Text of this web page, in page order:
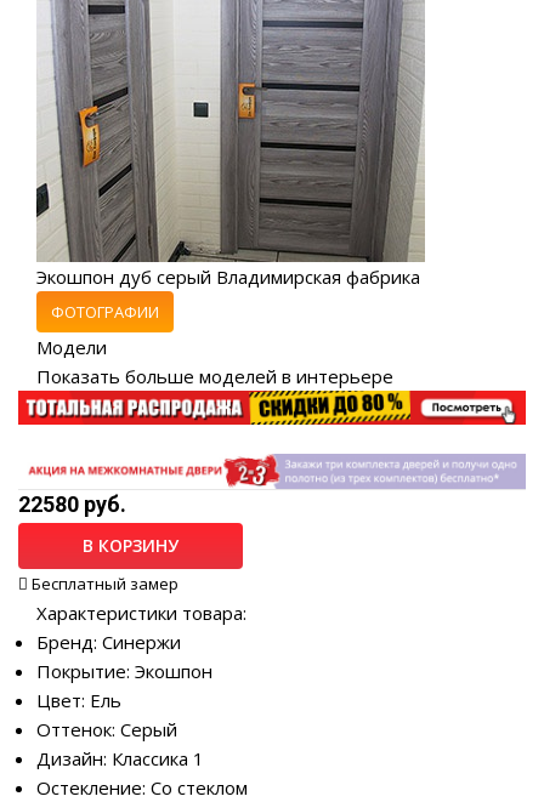
Экошпон дуб серый Владимирская фабрика
ФОТОГРАФИИ
Модели
Показать больше моделей в интерьере
22580 руб.
В КОРЗИНУ
Бесплатный замер
Характеристики товара:
Бренд: Синержи
Покрытие: Экошпон
Цвет: Ель
Оттенок: Серый
Дизайн: Классика 1
Остекление: Со стеклом